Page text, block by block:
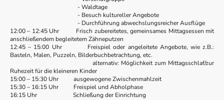
- Waldtage
- Besuch kultureller Angebote
- Durchführung abwechslungsreicher Ausflüge
12:00 – 12:45 Uhr Frisch zubereitetes, gemeinsames Mittagsessen mit
anschließendem begleitetem Zähneputzen
12:45 – 15:00 Uhr Freispiel oder angeleitete Angebote, wie z.B.:
Basteln, Malen, Puzzeln, Bilderbuchbetrachtung, etc.
alternativ: Möglichkeit zum Mittagsschlaf/zur
Ruhezeit für die kleineren Kinder
15:00 – 15:30 Uhr ausgewogene Zwischenmahlzeit
15:30 – 16:15 Uhr Freispiel und Abholphase
16:15 Uhr Schließung der Einrichtung